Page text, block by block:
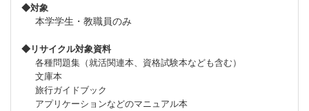
◆対象
本学学生・教職員のみ
◆リサイクル対象資料
各種問題集（就活関連本、資格試験本なども含む）
文庫本
旅行ガイドブック
アプリケーションなどのマニュアル本